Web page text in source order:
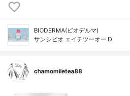
BIODERMA(ビオデルマ)
サンシビオ エイチツーオー D
chamomiletea88